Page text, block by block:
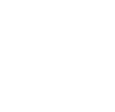
Webseite